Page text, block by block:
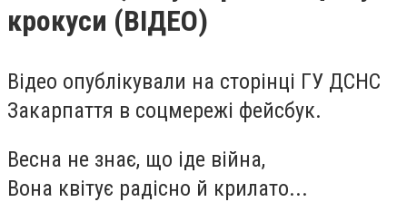
крокуси (ВІДЕО)
Відео опублікували на сторінці ГУ ДСНС
Закарпаття в соцмережі фейсбук.
Весна не знає, що іде війна,
Вона квітує радісно й крилато...